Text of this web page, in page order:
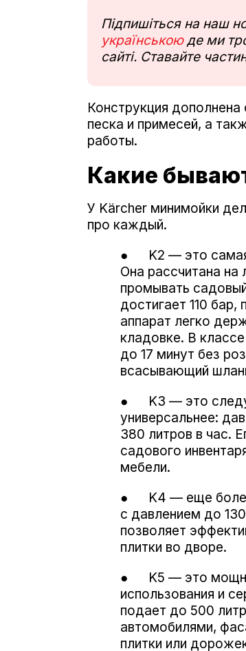
Підпишіться на наш
українськоюде ми
сайті. Ставайте
Конструкция
песка и примесей, а
работы.
Какие
У Kärcher минимойки
про каждый.
● K2 — это самая
Она рассчитана
промывать
достигает 110
аппарат легко
кладовке. В
до 17 минут без
всасывающий
● K3 — это
универсальнее:
380 литров в час.
садового
мебели.
● K4 — еще более
с давлением до
позволяет
плитки во дворе.
● K5 — это
использования и
подает до 500
автомобилями,
плитки или